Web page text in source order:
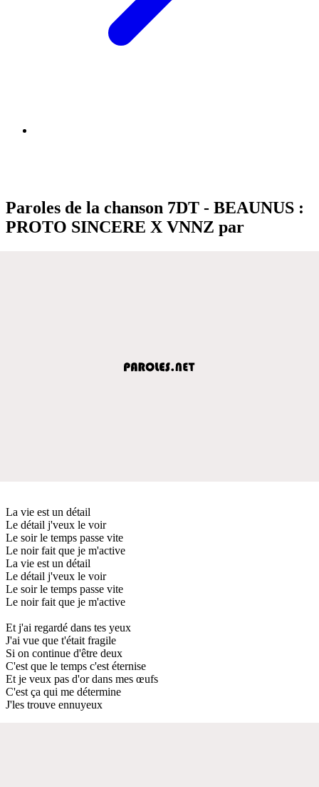
Paroles de la chanson 7DT - BEAUNUS :
PROTO SINCERE X VNNZ par
La vie est un détail
Le détail j'veux le voir
Le soir le temps passe vite
Le noir fait que je m'active
La vie est un détail
Le détail j'veux le voir
Le soir le temps passe vite
Le noir fait que je m'active
Et j'ai regardé dans tes yeux
J'ai vue que t'était fragile
Si on continue d'être deux
C'est que le temps c'est éternise
Et je veux pas d'or dans mes œufs
C'est ça qui me détermine
J'les trouve ennuyeux